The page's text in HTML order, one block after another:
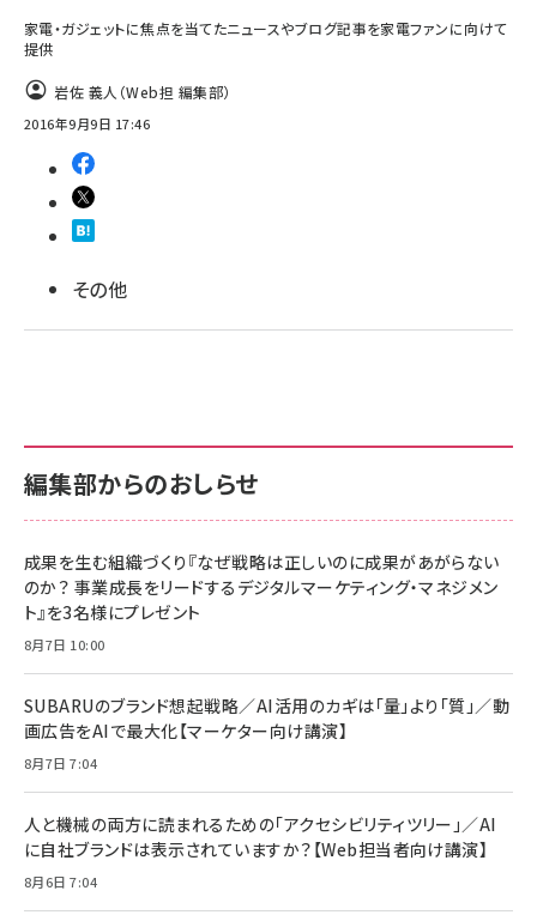
家電・ガジェットに焦点を当てたニュースやブログ記事を家電ファンに向けて
提供
岩佐 義人（Web担 編集部）
2016年9月9日 17:46
その他
編集部からのおしらせ
成果を生む組織づくり『なぜ戦略は正しいのに成果があがらない
のか？ 事業成長をリードするデジタルマーケティング・マネジメン
ト』を3名様にプレゼント
8月7日 10:00
SUBARUのブランド想起戦略／AI活用のカギは「量」より「質」／動
画広告をAIで最大化【マーケター向け講演】
8月7日 7:04
人と機械の両方に読まれるための「アクセシビリティツリー」／AI
に自社ブランドは表示されていますか？【Web担当者向け講演】
8月6日 7:04